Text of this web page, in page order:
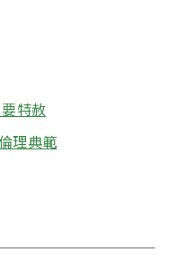
特赦
理典範